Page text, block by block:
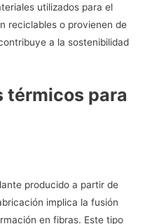
utilizados para el
reciclables o provienen de
a la sostenibilidad
térmicos para
producido a partir de
implica la fusión
en fibras. Este tipo